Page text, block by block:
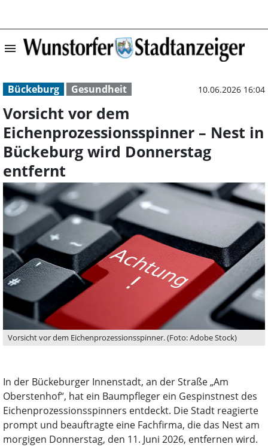
menu Vorsicht vor
Bückeburg Gesundheit 10.06.2026 16:04
Vorsicht vor dem
Eichenprozessionsspinner – Nest in
Bückeburg wird Donnerstag
entfernt
Vorsicht vor dem Eichenprozessionsspinner. (Foto: Adobe Stock)
In der Bückeburger Innenstadt, an der Straße „Am
Oberstenhof“, hat ein Baumpfleger ein Gespinstnest des
Eichenprozessionsspinners entdeckt. Die Stadt reagierte
prompt und beauftragte eine Fachfirma, die das Nest am
morgigen Donnerstag, den 11. Juni 2026, entfernen wird.